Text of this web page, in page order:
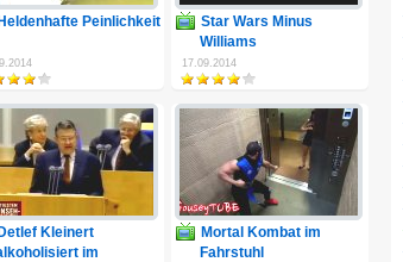
Heldenhafte Peinlichkeit
Star Wars Minus
Williams
17.09.2014
Detlef Kleinert
im
Mortal Kombat im
Fahrstuhl